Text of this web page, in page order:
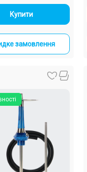
Nova Clear
- +
Купити
замовлення